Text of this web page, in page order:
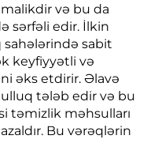
və bu da
sərfəli edir. İlkin
sabit
keyfiyyətli və
əks etdirir. Əlavə
tələb edir və bu
təmizlik məhsulları
Bu vərəqlərin